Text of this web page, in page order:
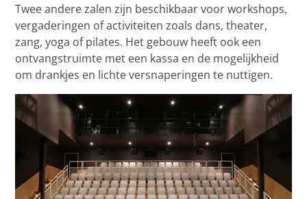
Twee andere zalen zijn beschikbaar voor workshops,
vergaderingen of activiteiten zoals dans, theater,
zang, yoga of pilates. Het gebouw heeft ook een
ontvangstruimte met een kassa en de mogelijkheid
om drankjes en lichte versnaperingen te nuttigen.